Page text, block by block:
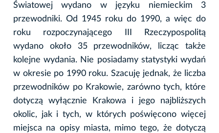
Światowej wydano w języku niemieckim 3
przewodniki. Od 1945 roku do 1990, a więc do
roku rozpoczynającego III Rzeczypospolitą
wydano około 35 przewodników, licząc także
kolejne wydania. Nie posiadamy statystyki wydań
w okresie po 1990 roku. Szacuję jednak, że liczba
przewodników po Krakowie, zarówno tych, które
dotyczą wyłącznie Krakowa i jego najbliższych
okolic, jak i tych, w których poświęcono więcej
miejsca na opisy miasta, mimo tego, że dotyczą